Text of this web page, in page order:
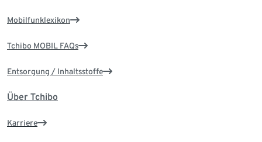
Mobilfunklexikon
Tchibo MOBIL FAQs
Entsorgung / Inhaltsstoffe
Über Tchibo
Karriere